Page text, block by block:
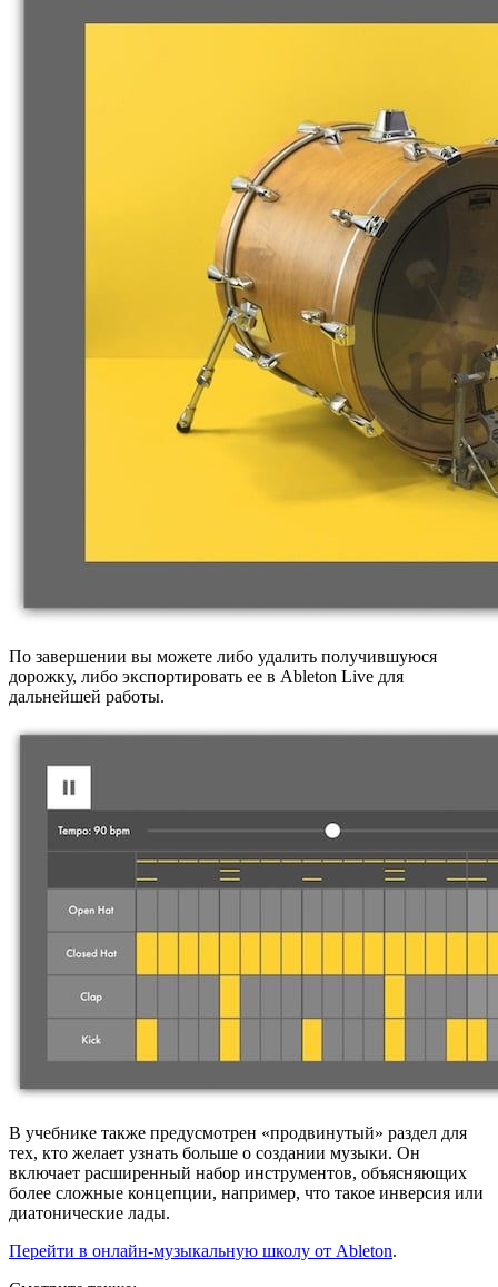
По завершении вы можете либо удалить получившуюся
дорожку, либо экспортировать ее в Ableton Live для
дальнейшей работы.
В учебнике также предусмотрен «продвинутый» раздел для
тех, кто желает узнать больше о создании музыки. Он
включает расширенный набор инструментов, объясняющих
более сложные концепции, например, что такое инверсия или
диатонические лады.
Перейти в онлайн-музыкальную школу от Ableton.